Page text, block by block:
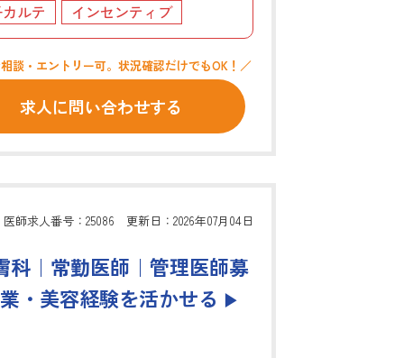
ルテ
インセンティブ
談・エントリー可。状況確認だけでもOK！／
求人に問い合わせする
医師求人番号：25086 更新日：2026年07月04日
科｜常勤医師｜管理医師募
・美容経験を活かせる ▶